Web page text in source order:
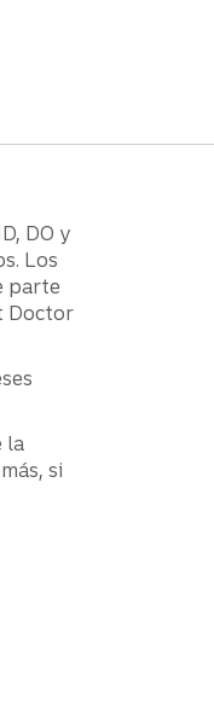
DO y
Los
parte
Doctor
la
si